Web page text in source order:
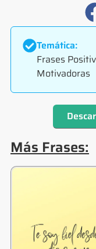
Temática:
Frases
Motivadoras
Más Frases: